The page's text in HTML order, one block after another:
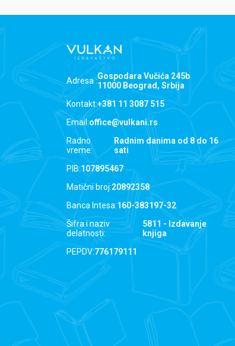
Adresa :Gospodara Vučića 245b
11000 Beograd, Srbija
Kontakt:+381 11 3087 515
Email:office@vulkani.rs
Radno
vreme:
Radnim danima od 8 do 16
sati
PIB:107895467
Matični broj:20892358
Banca Intesa:160-383197-32
Šifra i naziv
delatnosti:
5811 - Izdavanje
knjiga
PEPDV:776179111